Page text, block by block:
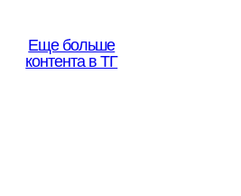
Еще больше
контента в ТГ